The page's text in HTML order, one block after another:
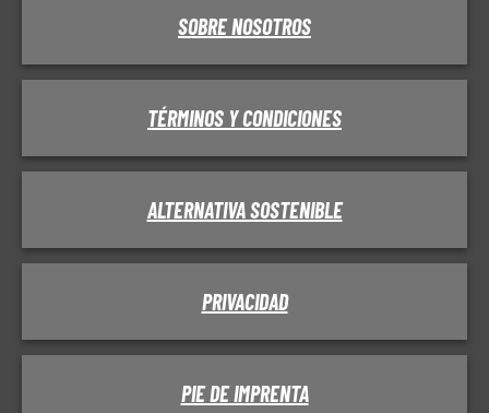
SOBRE NOSOTROS
TÉRMINOS Y CONDICIONES
ALTERNATIVA SOSTENIBLE
PRIVACIDAD
PIE DE IMPRENTA